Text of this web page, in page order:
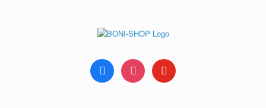
facebook instagramyoutube